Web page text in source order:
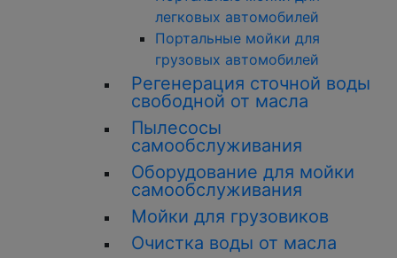
легковых автомобилей
Портальные мойки для
грузовых автомобилей
Регенерация сточной воды
свободной от масла
Пылесосы
самообслуживания
Оборудование для мойки
самообслуживания
Мойки для грузовиков
Очистка воды от масла